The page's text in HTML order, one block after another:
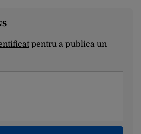
pentru a publica un